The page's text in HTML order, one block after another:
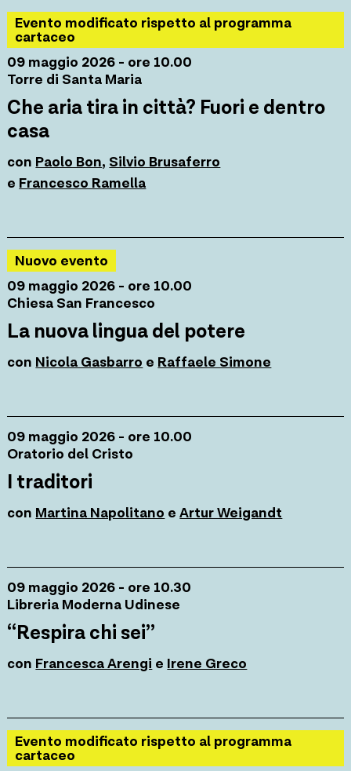
Evento modificato rispetto al programma
cartaceo
09 maggio 2026 - ore 10.00
Torre di Santa Maria
Che aria tira in città? Fuori e dentro
casa
con Paolo Bon, Silvio Brusaferro
e Francesco Ramella
Nuovo evento
09 maggio 2026 - ore 10.00
Chiesa San Francesco
La nuova lingua del potere
con Nicola Gasbarro e Raffaele Simone
09 maggio 2026 - ore 10.00
Oratorio del Cristo
I traditori
con Martina Napolitano eArtur Weigandt
09 maggio 2026 - ore 10.30
Libreria Moderna Udinese
“Respira chi sei”
con Francesca Arengi e Irene Greco
Evento modificato rispetto al programma
cartaceo